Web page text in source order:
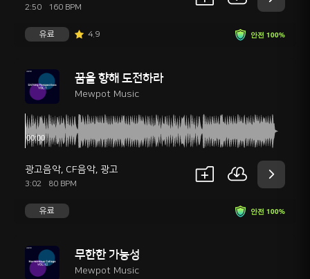
2:50 160 BPM
안전 100%
유료 4.9
꿈을 향해 도전하라
Mewpot Music
광고음악, CF음악, 광고
3:02 80 BPM
안전 100%
유료
무한한 가능성
Mewpot Music